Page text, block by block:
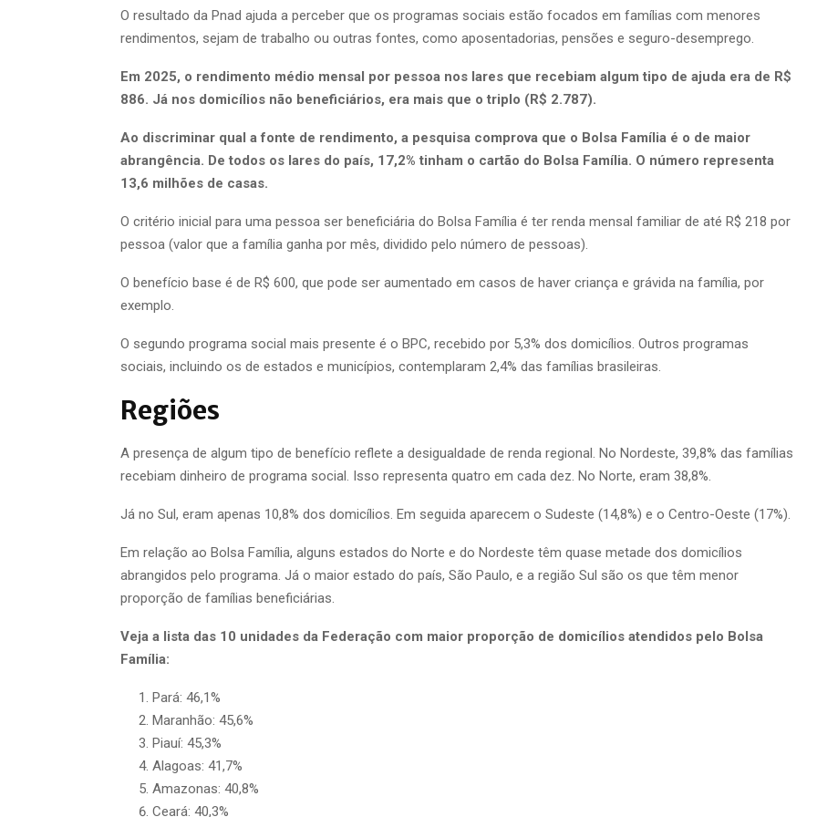
O resultado da Pnad ajuda a perceber que os programas sociais estão focados em famílias com menores
rendimentos, sejam de trabalho ou outras fontes, como aposentadorias, pensões e seguro-desemprego.
Em 2025, o rendimento médio mensal por pessoa nos lares que recebiam algum tipo de ajuda era de R$
886. Já nos domicílios não beneficiários, era mais que o triplo (R$ 2.787).
Ao discriminar qual a fonte de rendimento, a pesquisa comprova que o Bolsa Família é o de maior
abrangência. De todos os lares do país, 17,2% tinham o cartão do Bolsa Família. O número representa
13,6 milhões de casas.
O critério inicial para uma pessoa ser beneficiária do Bolsa Família é ter renda mensal familiar de até R$ 218 por
pessoa (valor que a família ganha por mês, dividido pelo número de pessoas).
O benefício base é de R$ 600, que pode ser aumentado em casos de haver criança e grávida na família, por
exemplo.
O segundo programa social mais presente é o BPC, recebido por 5,3% dos domicílios. Outros programas
sociais, incluindo os de estados e municípios, contemplaram 2,4% das famílias brasileiras.
Regiões
A presença de algum tipo de benefício reflete a desigualdade de renda regional. No Nordeste, 39,8% das famílias
recebiam dinheiro de programa social. Isso representa quatro em cada dez. No Norte, eram 38,8%.
Já no Sul, eram apenas 10,8% dos domicílios. Em seguida aparecem o Sudeste (14,8%) e o Centro-Oeste (17%).
Em relação ao Bolsa Família, alguns estados do Norte e do Nordeste têm quase metade dos domicílios
abrangidos pelo programa. Já o maior estado do país, São Paulo, e a região Sul são os que têm menor
proporção de famílias beneficiárias.
Veja a lista das 10 unidades da Federação com maior proporção de domicílios atendidos pelo Bolsa
Família:
Pará: 46,1%
Maranhão: 45,6%
Piauí: 45,3%
Alagoas: 41,7%
Amazonas: 40,8%
Ceará: 40,3%